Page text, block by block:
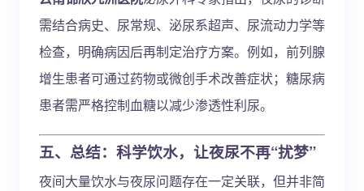
需结合病史、尿常规、泌尿系超声、尿流动力学等
检查，明确病因后再制定治疗方案。例如，前列腺
增生患者可通过药物或微创手术改善症状；糖尿病
患者需严格控制血糖以减少渗透性利尿。
五、总结：科学饮水，让夜尿不再“扰梦”
夜间大量饮水与夜尿问题存在一定关联，但并非简